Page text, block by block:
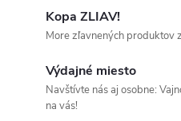
Kopa ZLIAV!
More zľavnených produktov
Výdajné miesto
Navštívte nás aj osobne:
na vás!